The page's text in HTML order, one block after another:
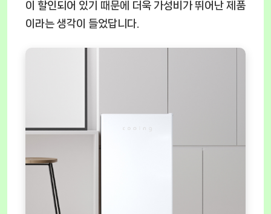
이 할인되어 있기 때문에 더욱 가성비가 뛰어난 제품
이라는 생각이 들었답니다.